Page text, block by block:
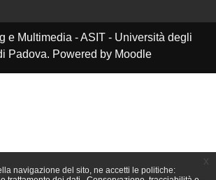
navigazione del sito, ne accetti le politiche:
e Multimedia - ASIT - Università degli
Padova. Powered by Moodle